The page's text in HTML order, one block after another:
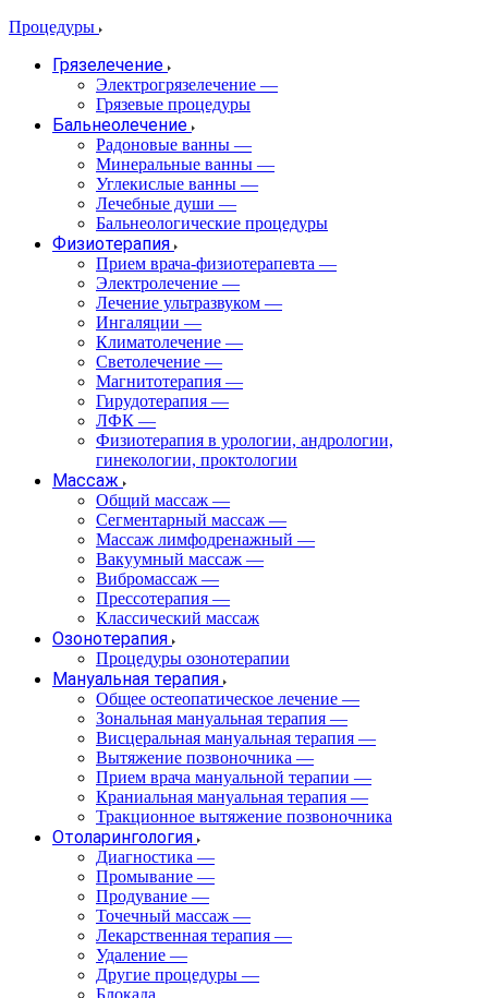
Процедуры
Грязелечение
Электрогрязелечение —
Грязевые процедуры
Бальнеолечение
Радоновые ванны —
Минеральные ванны —
Углекислые ванны —
Лечебные души —
Бальнеологические процедуры
Физиотерапия
Прием врача-физиотерапевта —
Электролечение —
Лечение ультразвуком —
Ингаляции —
Климатолечение —
Светолечение —
Магнитотерапия —
Гирудотерапия —
ЛФК —
Физиотерапия в урологии, андрологии,
гинекологии, проктологии
Массаж
Общий массаж —
Сегментарный массаж —
Массаж лимфодренажный —
Вакуумный массаж —
Вибромассаж —
Прессотерапия —
Классический массаж
Озонотерапия
Процедуры озонотерапии
Мануальная терапия
Общее остеопатическое лечение —
Зональная мануальная терапия —
Висцеральная мануальная терапия —
Вытяжение позвоночника —
Прием врача мануальной терапии —
Краниальная мануальная терапия —
Тракционное вытяжение позвоночника
Отоларингология
Диагностика —
Промывание —
Продувание —
Точечный массаж —
Лекарственная терапия —
Удаление —
Другие процедуры —
Блокада